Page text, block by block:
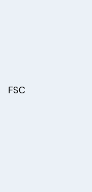
FSC